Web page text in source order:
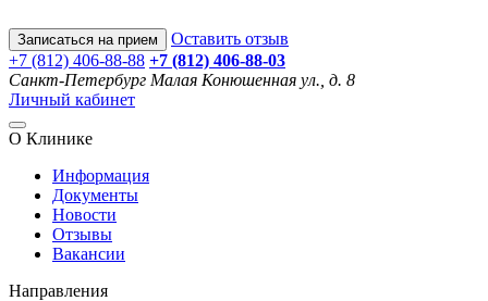
Записаться на прием
Оставить отзыв
+7 (812) 406-88-88 +7 (812) 406-88-03
Санкт-Петербург Малая Конюшенная ул., д. 8
Личный кабинет
О Клинике
Информация
Документы
Новости
Отзывы
Вакансии
Направления